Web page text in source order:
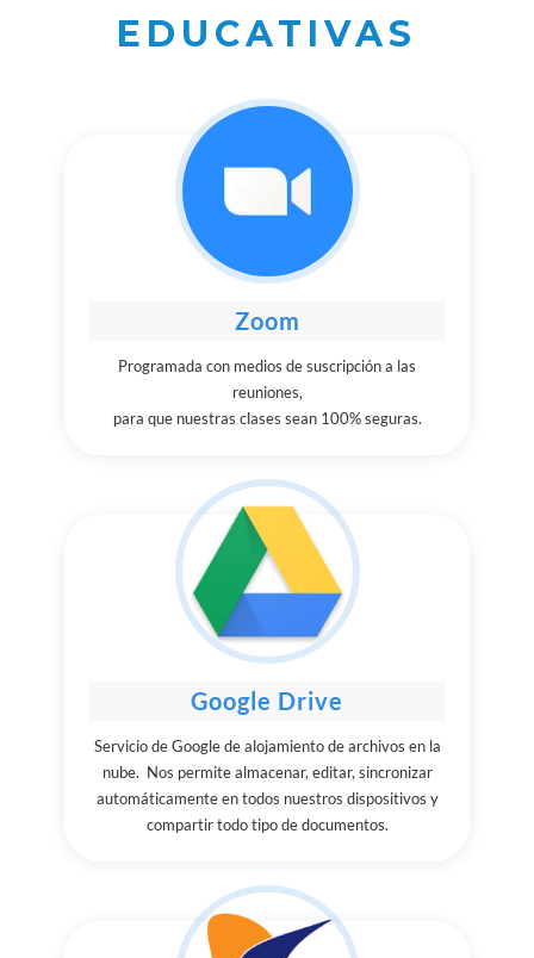
EDUCATIVAS
Zoom
Programada con medios de suscripción a las
reuniones,
para que nuestras clases sean 100% seguras.
Google Drive
Servicio de Google de alojamiento de archivos en la
nube. Nos permite almacenar, editar, sincronizar
automáticamente en todos nuestros dispositivos y
compartir todo tipo de documentos.